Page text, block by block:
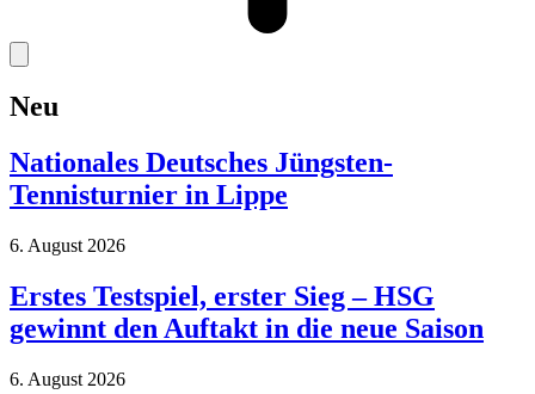
Neu
Nationales Deutsches Jüngsten-
Tennisturnier in Lippe
6. August 2026
Erstes Testspiel, erster Sieg – HSG
gewinnt den Auftakt in die neue Saison
6. August 2026